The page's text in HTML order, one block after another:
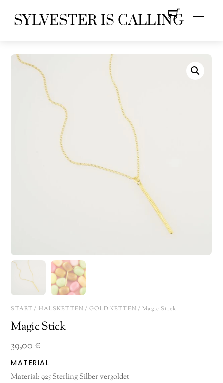
Menu
SYLVESTER IS CALLING
START/ HALSKETTEN /GOLD KETTEN / Magic Stick
Magic Stick
39,00€
MATERIAL
Material: 925 Sterling Silber vergoldet